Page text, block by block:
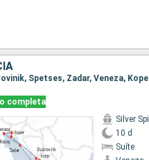
completa
Silver
10 d
Suíte